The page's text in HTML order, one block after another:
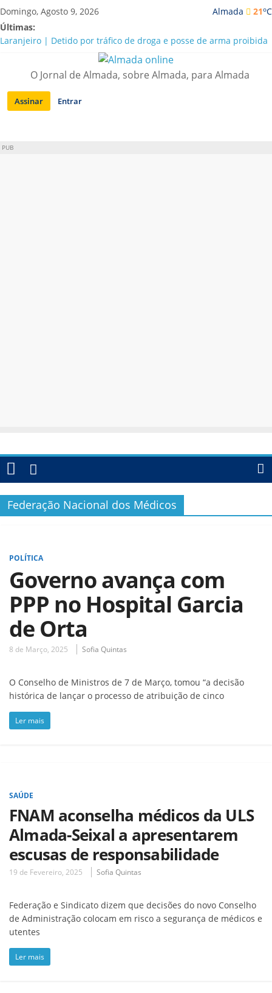
Saltar
para
conteúdo
Almada 21oC
Domingo, Agosto 9, 2026
Últimas:
Laranjeiro | Detido por tráfico de droga e posse de arma proibida
A “crise” da água em Almada: ilações e ensinamentos necessários
Costa da Caparica | Polícia Marítima e ASAE detectam
irregularidades em habitações e restaurantes
APA diz que falta de água em Almada “foi um problema de má
O Jornal de Almada, sobre Almada, para Almada
Assinar Entrar
PUB
Federação Nacional dos Médicos
POLÍTICA
Governo avança com
PPP no Hospital Garcia
de Orta
8 de Março, 2025 Sofia Quintas
O Conselho de Ministros de 7 de Março, tomou “a decisão
histórica de lançar o processo de atribuição de cinco
Ler mais
SAÚDE
FNAM aconselha médicos da ULS
Almada-Seixal a apresentarem
escusas de responsabilidade
19 de Fevereiro, 2025 Sofia Quintas
Federação e Sindicato dizem que decisões do novo Conselho
de Administração colocam em risco a segurança de médicos e
utentes
Ler mais